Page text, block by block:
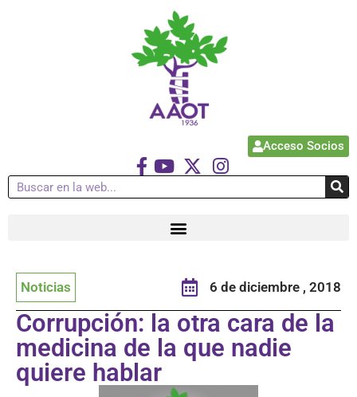
Acceso Socios
Noticias 6 de diciembre , 2018
Corrupción: la otra cara de la
medicina de la que nadie
quiere hablar